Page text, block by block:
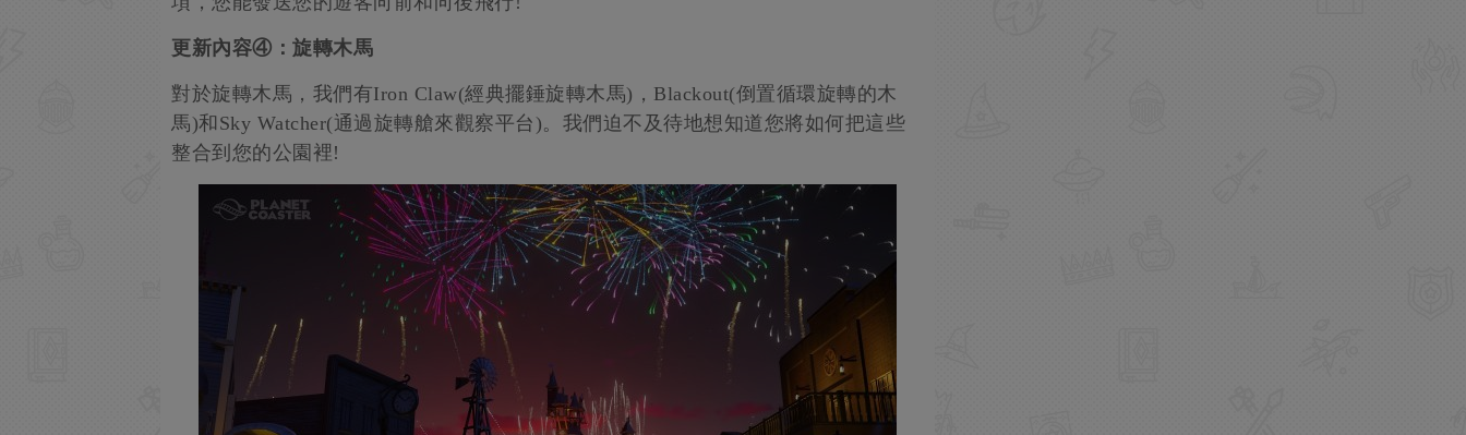
更新內容④：旋轉木馬
對於旋轉木馬，我們有Iron Claw(經典擺錘旋轉木馬)，Blackout(倒置循環旋轉的木
馬)和Sky Watcher(通過旋轉艙來觀察平台)。我們迫不及待地想知道您將如何把這些
整合到您的公園裡!